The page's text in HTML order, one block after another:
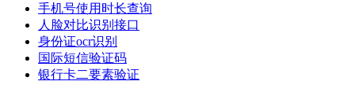
手机号使用时长查询
人脸对比识别接口
身份证ocr识别
国际短信验证码
银行卡二要素验证